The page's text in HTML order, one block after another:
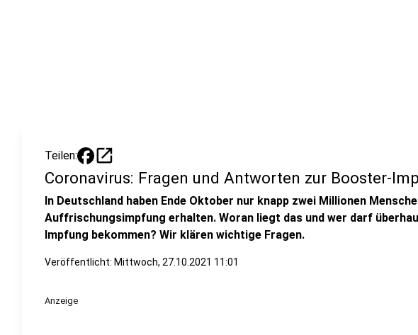
Teilen: open_in_new
Coronavirus: Fragen und Antworten zur Booster-
In Deutschland haben Ende Oktober nur knapp zwei Millionen
Auffrischungsimpfung erhalten. Woran liegt das und wer darf
Impfung bekommen? Wir klären wichtige Fragen.
Veröffentlicht: Mittwoch, 27.10.2021 11:01
Anzeige